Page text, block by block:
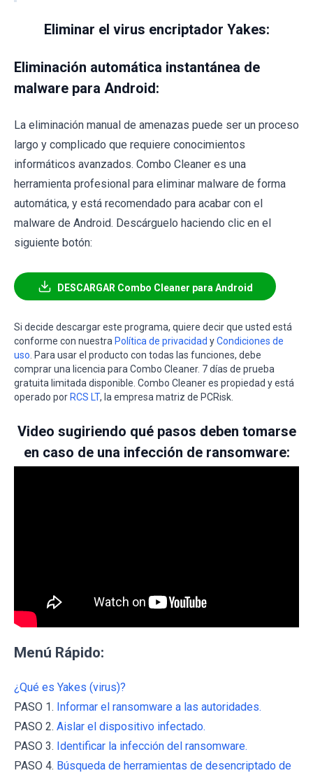
Eliminar el virus encriptador Yakes:
Eliminación automática instantánea de
malware para Android:
La eliminación manual de amenazas puede ser un proceso
largo y complicado que requiere conocimientos
informáticos avanzados. Combo Cleaner es una
herramienta profesional para eliminar malware de forma
automática, y está recomendado para acabar con el
malware de Android. Descárguelo haciendo clic en el
siguiente botón:
DESCARGAR Combo Cleaner para Android
Si decide descargar este programa, quiere decir que usted está
conforme con nuestra Política de privacidad yCondiciones de
uso. Para usar el producto con todas las funciones, debe
comprar una licencia para Combo Cleaner. 7 días de prueba
gratuita limitada disponible. Combo Cleaner es propiedad y está
operado por RCS LT, la empresa matriz de PCRisk.
Video sugiriendo qué pasos deben tomarse
en caso de una infección de ransomware:
Menú Rápido:
¿Qué es Yakes (virus)?
PASO 1. Informar el ransomware a las autoridades.
PASO 2. Aislar el dispositivo infectado.
PASO 3. Identificar la infección del ransomware.
PASO 4. Búsqueda de herramientas de desencriptado de